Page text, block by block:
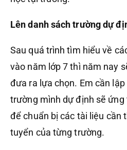
Lên danh sách trường dự
Sau quá trình tìm hiểu về
vào năm lớp 7 thì năm nay
đưa ra lựa chọn. Em cần
trường mình dự định sẽ ứng
để chuẩn bị các tài liệu cần
tuyển của từng trường.